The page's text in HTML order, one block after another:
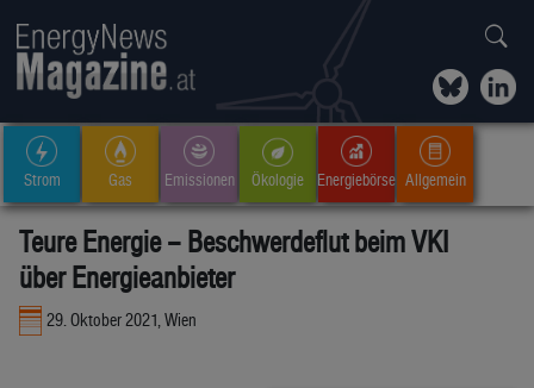
Strom Gas Emissionen Ökologie Energiebörse Allgemein
Teure Energie – Beschwerdeflut beim VKI
über Energieanbieter
29. Oktober 2021, Wien